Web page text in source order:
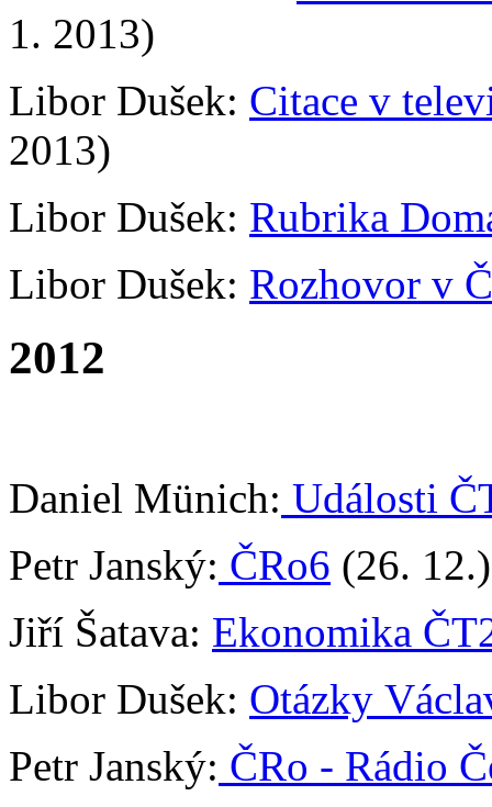
1. 2013)
Libor Dušek: Citace v
2013)
Libor Dušek: Rubrika
Libor Dušek: Rozhovor v
2012
Daniel Münich: Události
Petr Janský: ČRo6 (26. 12.)
Jiří Šatava: Ekonomika
Libor Dušek: Otázky
Petr Janský: ČRo - Rádio